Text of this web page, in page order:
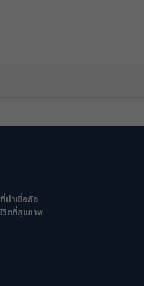
น่าเชื่อถือ
วิตที่สุขภาพ